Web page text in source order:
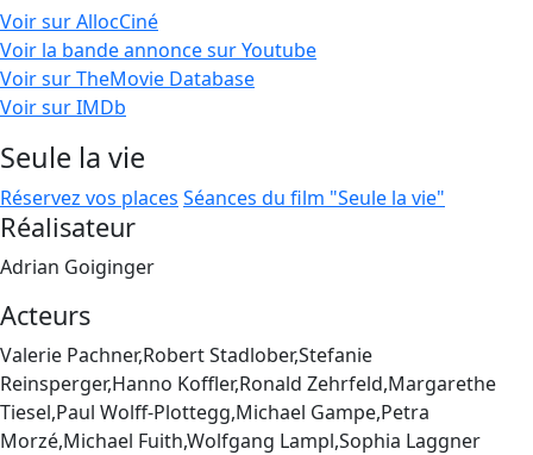
Voir sur AllocCiné
Voir la bande annonce sur Youtube
Voir sur TheMovie Database
Voir sur IMDb
Seule la vie
Réservez vos places Séances du film "Seule la vie"
Réalisateur
Adrian Goiginger
Acteurs
Valerie Pachner,Robert Stadlober,Stefanie
Reinsperger,Hanno Koffler,Ronald Zehrfeld,Margarethe
Tiesel,Paul Wolff-Plottegg,Michael Gampe,Petra
Morzé,Michael Fuith,Wolfgang Lampl,Sophia Laggner